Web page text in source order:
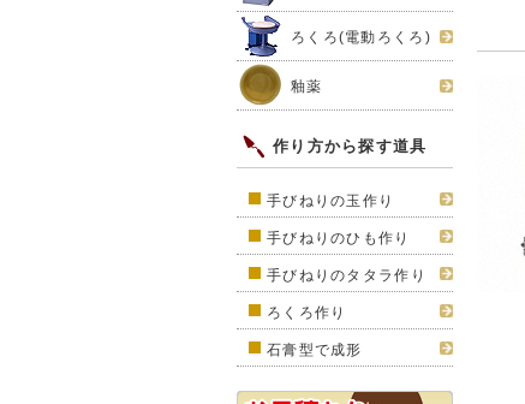
ろくろ(電動ろくろ)
釉薬
作り方から探す道具
手びねりの玉作り
手びねりのひも作り
手びねりのタタラ作り
ろくろ作り
石膏型で成形